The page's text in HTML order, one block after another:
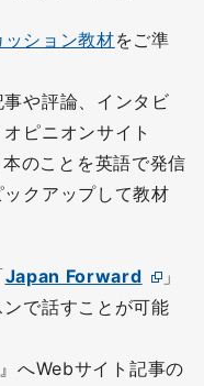
ション教材をご準
や評論、インタビ
ピニオンサイト
のことを英語で発信
クアップして教材
Japan Forward
」
で話すことが可能
へWebサイト記事の